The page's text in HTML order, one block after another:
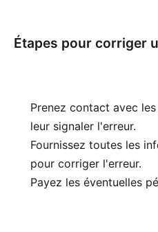
Étapes pour corriger
Prenez contact avec
leur signaler l'erreur.
Fournissez toutes les
pour corriger l'erreur.
Payez les éventuelles